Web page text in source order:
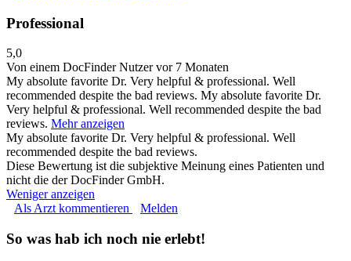
Professional
5,0
Von einem DocFinder Nutzervor 7 Monaten
My absolute favorite Dr. Very helpful & professional. Well
recommended despite the bad reviews. My absolute favorite Dr.
Very helpful & professional. Well recommended despite the bad
reviews. Mehr anzeigen
My absolute favorite Dr. Very helpful & professional. Well
recommended despite the bad reviews.
Diese Bewertung ist die subjektive Meinung eines Patienten und
nicht die der DocFinder GmbH.
Weniger anzeigen
Als Arzt kommentieren
Melden
So was hab ich noch nie erlebt!